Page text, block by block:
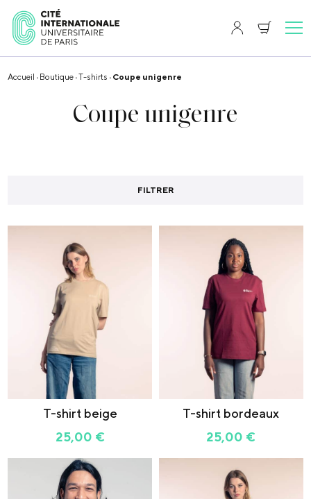
Accueil · Boutique ·T-shirts · Coupe unigenre
Coupe unigenre
FILTRER
T-shirt beige
25,00 €
T-shirt bordeaux
25,00 €